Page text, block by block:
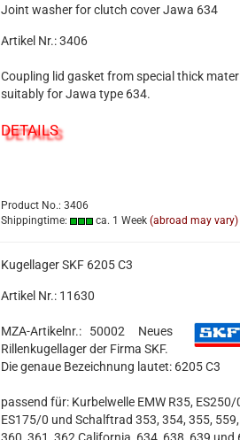
Joint washer for clutch cover Jawa 634
Artikel Nr.: 3406
Coupling lid gasket from special thick
suitably for Jawa type 634.
DETAILS
Product No.: 3406
Shippingtime:
ca. 1 Week (abroad may vary)
Kugellager SKF 6205 C3
Artikel Nr.: 11630
MZA-Artikelnr.: 50002
Neues
Rillenkugellager der Firma SKF.
Die genaue Bezeichnung lautet: 6205 C3
passend für: Kurbelwelle EMW R35, ES250/
ES175/0 und Schalftrad 353, 354, 355,